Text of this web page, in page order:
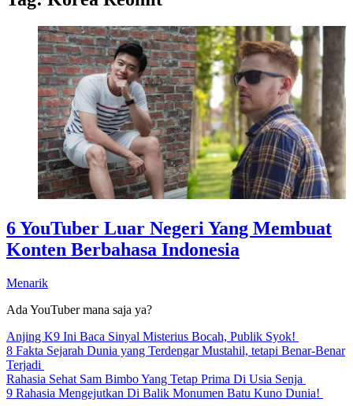
6 YouTuber Luar Negeri Yang Membuat
Konten Berbahasa Indonesia
Menarik
Ada YouTuber mana saja ya?
Anjing K9 Ini Baca Sinyal Misterius Bocah, Publik Syok!
8 Fakta Sejarah Dunia yang Terdengar Mustahil, tetapi Benar-Benar
Terjadi
Rahasia Sehat Sam Bimbo Yang Tetap Prima Di Usia Senja
9 Rahasia Mengejutkan Di Balik Monumen Batu Kuno Dunia!